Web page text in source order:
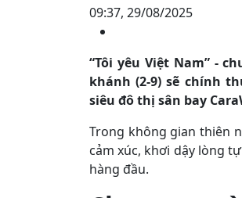
09:37, 29/08/2025
“Tôi yêu Việt Nam” -
khánh (2-9) sẽ chính
siêu đô thị sân bay
Trong không gian thiên
cảm xúc, khơi dậy lòng
hàng đầu.